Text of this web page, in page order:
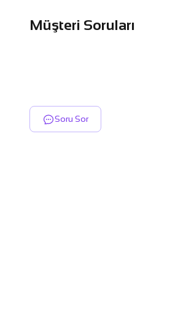
Müşteri Soruları
Soru Sor